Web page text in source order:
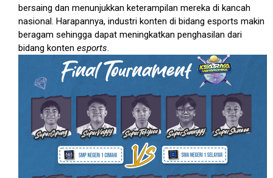
bersaing dan menunjukkan keterampilan mereka di kancah
nasional. Harapannya, industri konten di bidang esports makin
beragam sehingga dapat meningkatkan penghasilan dari
bidang konten esports.